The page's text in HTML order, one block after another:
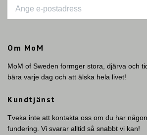
Om MoM
MoM of Sweden formger stora, djärva och
bära varje dag och att älska hela livet!
Kundtjänst
Tveka inte att kontakta oss om du har
fundering. Vi svarar alltid så snabbt vi kan!